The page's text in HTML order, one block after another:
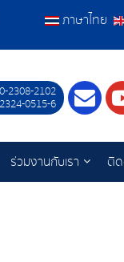
ภาษาไทย
0-2308-2102
0515-6
ร่วมงานกับเรา ติด